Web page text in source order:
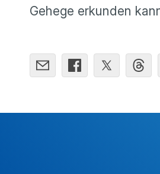
Gehege erkunden